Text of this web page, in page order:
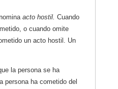
acto hostil. Cuando
o cuando omite
un acto hostil. Un
la persona se ha
persona ha cometido del